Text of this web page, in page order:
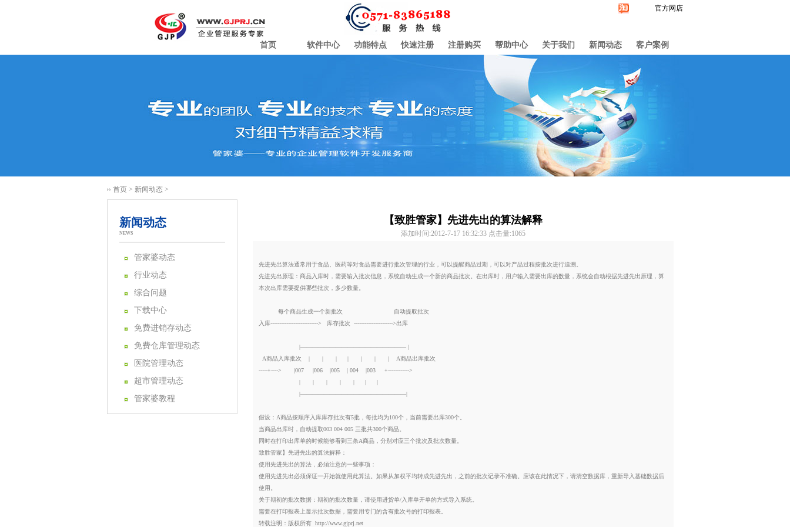
官方网店
首页 软件中心 功能特点 快速注册 注册购买 帮助中心 关于我们 新闻动态 客户案例
首页 > 新闻动态 >
新闻动态
NEWS
管家婆动态
行业动态
综合问题
下载中心
免费进销存动态
免费仓库管理动态
医院管理动态
超市管理动态
管家婆教程
【致胜管家】先进先出的算法解释
添加时间:2012-7-17 16:32:33 点击量:1065
先进先出算法通常用于食品、医药等对食品需要进行批次管理的行业，可以提醒商品过期，可以对产品过程按批次进行追溯。
先进先出原理：商品入库时，需要输入批次信息，系统自动生成一个新的商品批次。在出库时，用户输入需要出库的数量，系统会自动根据先进先出原理，算
本次出库需要提供哪些批次，多少数量。
每个商品生成一个新批次 自动提取批次
入库---------------------------> 库存批次 ---------------------->出库
|—————————————————— |
A商品入库批次 | | | | | | | A商品出库批次
-----+----> |007 |006 |005 | 004 |003 +------------>
| | | | | | |
|——————————————————|
假设：A商品按顺序入库库存批次有5批，每批均为100个，当前需要出库300个。
当商品出库时，自动提取003 004 005 三批共300个商品。
同时在打印出库单的时候能够看到三条A商品，分别对应三个批次及批次数量。
致胜管家】先进先出的算法解释：
使用先进先出的算法，必须注意的一些事项：
使用先进先出必须保证一开始就使用此算法。如果从加权平均转成先进先出，之前的批次记录不准确。应该在此情况下，请清空数据库，重新导入基础数据后
使用。
关于期初的批次数据：期初的批次数量，请使用进货单/入库单开单的方式导入系统。
需要在打印报表上显示批次数据，需要用专门的含有批次号的打印报表。
转载注明：版权所有 http://www.gjprj.net